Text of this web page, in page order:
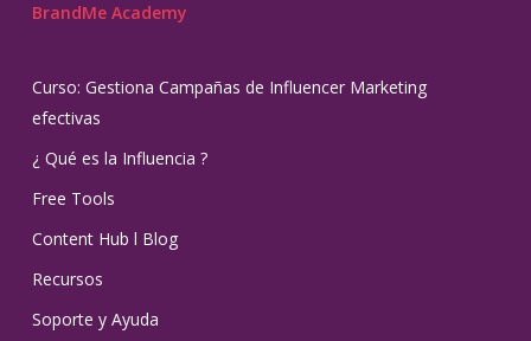
BrandMe Academy
Curso: Gestiona Campañas de Influencer Marketing
efectivas
¿ Qué es la Influencia ?
Free Tools
Content Hub l Blog
Recursos
Soporte y Ayuda